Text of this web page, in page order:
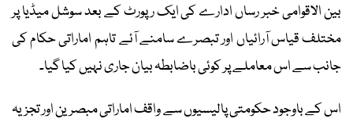
بین الاقوامی خبر رساں ادارے کی ایک رپورٹ کے بعد سوشل میڈیا پر
مختلف قیاس آرائیاں اور تبصرے سامنے آئے تاہم اماراتی حکام کی
جانب سے اس معاملے پر کوئی باضابطہ بیان جاری نہیں کیا گیا۔
اس کے باوجود حکومتی پالیسیوں سے واقف اماراتی مبصرین اور تجزیہ